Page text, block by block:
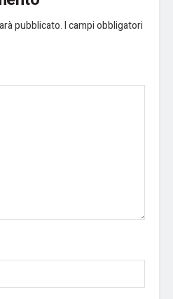
pubblicato.I campi obbligatori